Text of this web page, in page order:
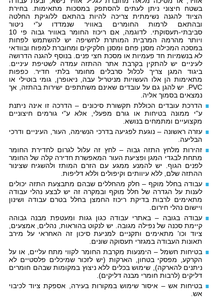
בשטח חיצוני ניתן לעתים להסתפק במסכות מתאימות. בחירת
הציוד להגנה נשימתית צריכה להיות בהתאם ללוגיקת החלטה
ובהתאם לרמות החומרים באוויר שנמדדו ע"י ניטור
סביבתי-תעסוקתי. לדוגמה, אם ריכוז החומר באוויר גבוה פי 10
ויותר מהרמה המרבית המותרת לחשיפה יש להשתמש לפחות
במסכה המכילה מסנן פחם ומסנן חלקיקים ומחוברת למפוח ובוודאי
לא בנשמיות חד פעמיות או מסכת חצי פנים. בנוסף להגנה הדרושה
לעיניים יש להתקין בקרבת אתר ההתזה עמדה לשטיפת עיניים.
ביגוד המגן צריך לכלול סרבלים מחומר בלתי חדיר. כפפות
מתאימות הן אלו העשויות מניטריל עבה, ניאופרן, גומי בוטילי או
PVC . יש להגן גם על עובדים שאינם משתתפים ישירות בהתזה, אך
נמצאים בסמוך אליה.
הדרכת עובדים הכוללת תקשורת סיכונים – הדרכה זו אינה ניתנת
ע"י ממונה בטיחות או גורם מפעלי, אלא ע"י גורמים חיצוניים
מקצועיים ומתמחים בנושא.
עזרה ראשונה – נוגעת לפגיעה בדרכי הנשימה, העור, העיניים ודרכי
הבליעה.
זהירות מלחץ התזה גבוה – לחץ זה עלול לגרום לחדירת החומר
מתחת לבגדי המגן ופציעת העור המאפשרת חדירה קלה של החומר
לפנים הגוף. יש להמנע ממגע עם הזרם המותז ולהשגיח שצינור
ההתזה שלם, ללא עיוותים וקיפולים וללא דליפות.
עבודה בחלל מוקף – חלק מהחללים שבהם מתבצעת התזה יכולים
לענות על הגדרה של חלל מוקף ובמקרה זה יש לבצע נהלי עבודה
מתאימים לרבות בדיקת ריכוז החמצן בחלל בטרם עבודה ושינון
ויישום נהלי חירום.
עבודה בגובה – באתרי עבודה כגון גגות ומעטפת מבנה גבוהה
קיימת סכנה של נפילה מגובה. יש לנקוט בהוראות, נהלים, אמצעים,
ציוד וכו' מתאימים ותקניים למניעת סיכון זה האחראי על מירב
תאונות העבודה במגזרי תעסוקה שונים.
בטיחות חשמל – הימנעות מקרבת החומר לקווי מתח עליים, או על
הקרקע, מפסקי בטחון, הארקות (יש לזכור שמיכלים פלסטיים לא
ניתנים להארקה), שימוש בכלים ללא ניצוץ במקומות שבהם חומרים
דליקים (לרבות חומרי מבנה דליקים).
בטיחות אש – איסור שימוש במקורות בעירה, אספקת ציוד לכיבוי
אש.